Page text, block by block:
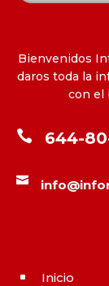
Bienvenidos
daros toda la
con el
 644-

^ Inicio